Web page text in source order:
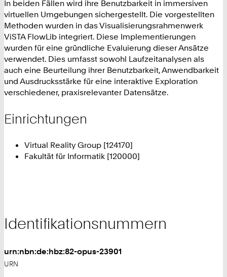
In beiden Fällen wird ihre Benutzbarkeit in immersiven
virtuellen Umgebungen sichergestellt. Die vorgestellten
Methoden wurden in das Visualisierungsrahmenwerk
ViSTA FlowLib integriert. Diese Implementierungen
wurden für eine gründliche Evaluierung dieser Ansätze
verwendet. Dies umfasst sowohl Laufzeitanalysen als
auch eine Beurteilung ihrer Benutzbarkeit, Anwendbarkeit
und Ausdrucksstärke für eine interaktive Exploration
verschiedener, praxisrelevanter Datensätze.
Einrichtungen
Virtual Reality Group [124170]
Fakultät für Informatik [120000]
Identifikationsnummern
urn:nbn:de:hbz:82-opus-23901
URN